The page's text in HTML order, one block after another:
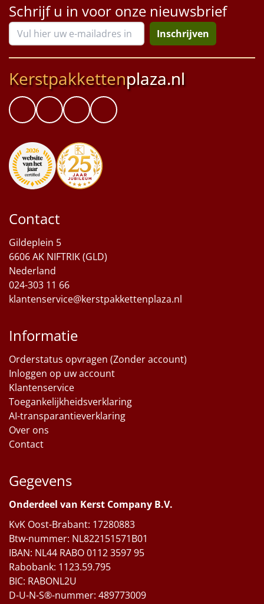
Schrijf u in voor onze nieuwsbrief
Inschrijven
Kerstpakkettenplaza.nl
Contact
Gildeplein 5
6606 AK NIFTRIK (GLD)
Nederland
024-303 11 66
klantenservice@kerstpakkettenplaza.nl
Informatie
Orderstatus opvragen (Zonder account)
Inloggen op uw account
Klantenservice
Toegankelijkheidsverklaring
AI-transparantieverklaring
Over ons
Contact
Gegevens
Onderdeel van Kerst Company B.V.
KvK Oost-Brabant: 17280883
Btw-nummer: NL822151571B01
IBAN: NL44 RABO 0112 3597 95
Rabobank: 1123.59.795
BIC: RABONL2U
D-U-N-S®-nummer: 489773009